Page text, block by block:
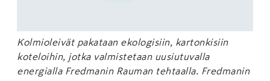
Kolmioleivät pakataan ekologisiin, kartonkisiin
koteloihin, jotka valmistetaan uusiutuvalla
energialla Fredmanin Rauman tehtaalla. Fredmanin